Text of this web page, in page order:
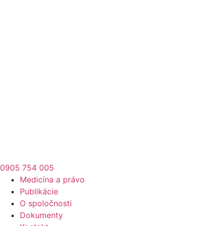
0905 754 005
Medicína a právo
Publikácie
O spoločnosti
Dokumenty